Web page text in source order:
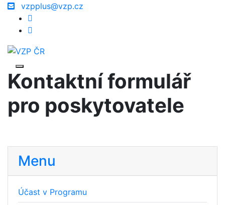
vzpplus@vzp.cz
Kontaktní formulář
pro poskytovatele
Menu
Účast v Programu